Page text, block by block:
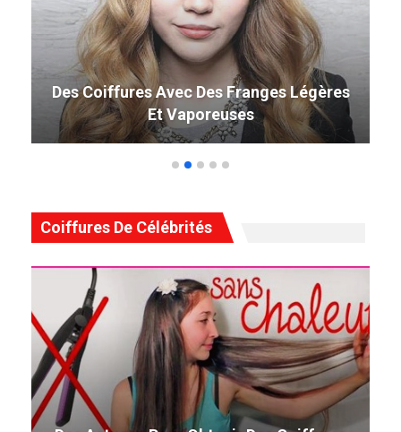
49 Coiffure Curly Weave Parfaite Qui
Tourne La Tête En 2019
Coiffures De Célébrités